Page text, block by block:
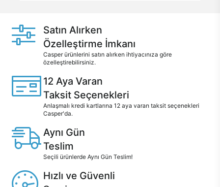
Satın Alırken
Özelleştirme İmkanı
Casper ürünlerini satın alırken ihtiyacınıza göre
özelleştirebilirsiniz.
12 Aya Varan
Taksit Seçenekleri
Anlaşmalı kredi kartlarına 12 aya varan taksit seçenekleri
Casper'da.
Aynı Gün
Teslim
Seçili ürünlerde Aynı Gün Teslim!
Hızlı ve Güvenli